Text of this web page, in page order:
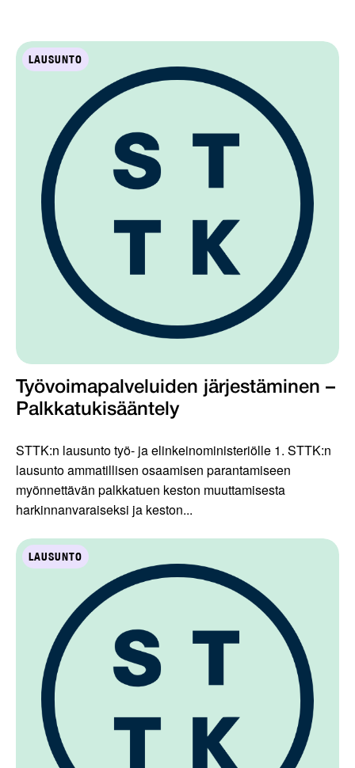
LAUSUNTO
Työvoimapalveluiden järjestäminen –
Palkkatukisääntely
STTK:n lausunto työ- ja elinkeinoministeriölle 1. STTK:n
lausunto ammatillisen osaamisen parantamiseen
myönnettävän palkkatuen keston muuttamisesta
harkinnanvaraiseksi ja keston...
LAUSUNTO